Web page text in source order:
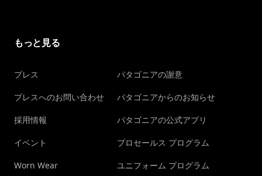
もっと見る
プレス
プレスへのお問い合わせ
採用情報
イベント
Worn Wear
パタゴニアの謝意
パタゴニアからのお知らせ
パタゴニアの公式アプリ
プロセールス プログラム
ユニフォーム プログラム